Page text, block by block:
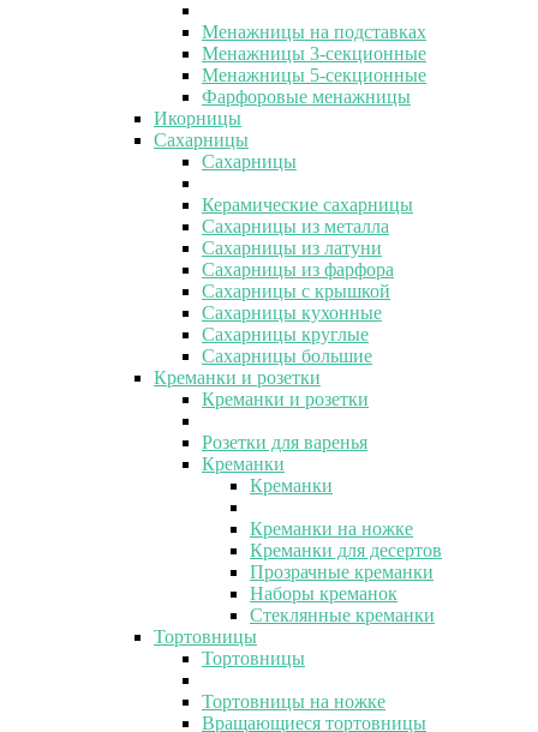
Менажницы на подставках
Менажницы 3-секционные
Менажницы 5-секционные
Фарфоровые менажницы
Икорницы
Сахарницы
Сахарницы
Керамические сахарницы
Сахарницы из металла
Сахарницы из латуни
Сахарницы из фарфора
Сахарницы с крышкой
Сахарницы кухонные
Сахарницы круглые
Сахарницы большие
Креманки и розетки
Креманки и розетки
Розетки для варенья
Креманки
Креманки
Креманки на ножке
Креманки для десертов
Прозрачные креманки
Наборы креманок
Стеклянные креманки
Тортовницы
Тортовницы
Тортовницы на ножке
Вращающиеся тортовницы